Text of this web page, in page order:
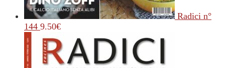
Radici n°
144 9.50€